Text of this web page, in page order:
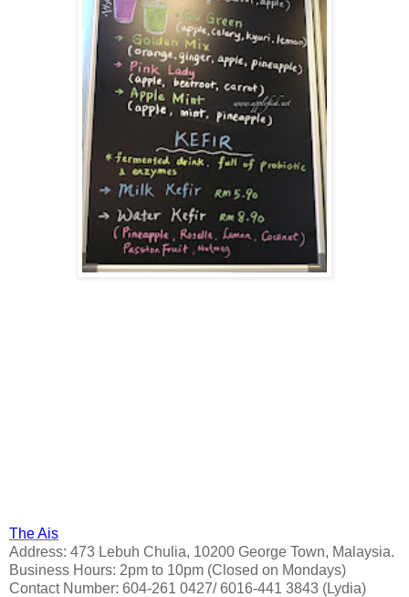
The Ais
Address: 473 Lebuh Chulia, 10200 George Town, Malaysia.
Business Hours: 2pm to 10pm (Closed on Mondays)
Contact Number: 604-261 0427/ 6016-441 3843 (Lydia)